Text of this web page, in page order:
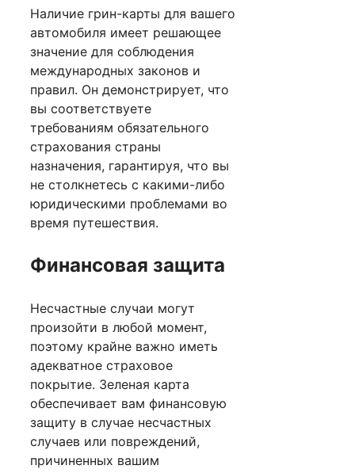
Наличие грин-карты для вашего
автомобиля имеет решающее
значение для соблюдения
международных законов и
правил. Он демонстрирует, что
вы соответствуете
требованиям обязательного
страхования страны
назначения, гарантируя, что вы
не столкнетесь с какими-либо
юридическими проблемами во
время путешествия.
Финансовая защита
Несчастные случаи могут
произойти в любой момент,
поэтому крайне важно иметь
адекватное страховое
покрытие. Зеленая карта
обеспечивает вам финансовую
защиту в случае несчастных
случаев или повреждений,
причиненных вашим